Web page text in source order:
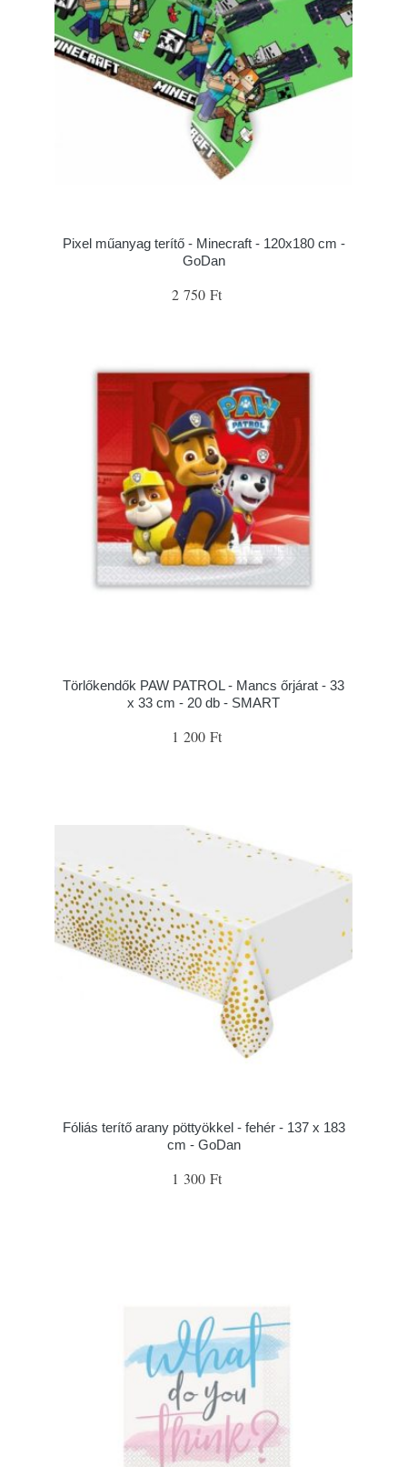
Pixel műanyag terítő - Minecraft - 120x180 cm -
GoDan
2 750 Ft
Törlőkendők PAW PATROL - Mancs őrjárat - 33
x 33 cm - 20 db - SMART
1 200 Ft
Fóliás terítő arany pöttyökkel - fehér - 137 x 183
cm - GoDan
1 300 Ft